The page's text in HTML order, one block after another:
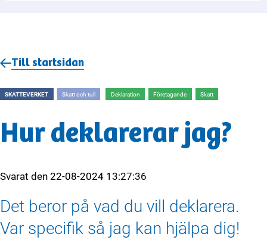
Till startsidan
SKATTEVERKET Skatt och tull Deklaration Företagande Skatt
Hur deklarerar jag?
Svarat den22-08-2024 13:27:36
Det beror på vad du vill deklarera.
Var specifik så jag kan hjälpa dig!